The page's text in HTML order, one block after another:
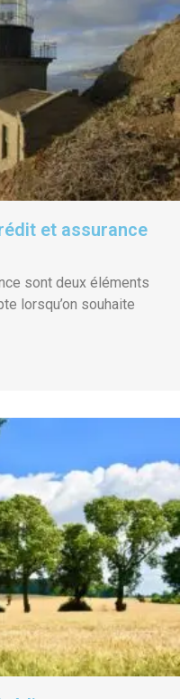
et assurance
sont deux éléments
lorsqu’on souhaite